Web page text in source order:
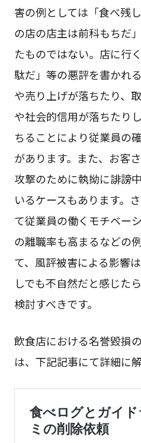
害の例としては「食べ残
の店の店主は前科もちだ
たものではない。店に行
駄だ」等の悪評を書かれ
や売り上げが落ちたり、
や社会的信用が落ちたり
ちることにより従業員の
があります。また、お客
攻撃のために執拗に誹謗
いるケースもあります。
て従業員の働くモチベー
の離職率も高まるなどの
て、風評被害による影響
しでも不自然だと感じた
検討すべきです。
飲食店における名誉毀損
は、下記記事にて詳細に